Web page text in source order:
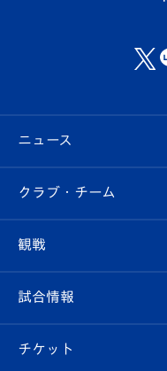
ニュース
すべて
クラブ
試合情報
クラブ・チーム
クラブ概要
観戦
観戦ルール
試合情報
試合日程/結果
チケット